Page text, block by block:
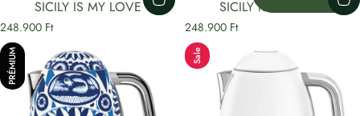
SICILY IS MY LOVE
248.900 Ft
SICILY IS MY LOVE
248.900 Ft
PRÉMIUM Sale